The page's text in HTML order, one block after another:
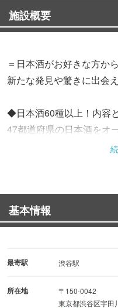
施設概要
＝日本酒がお好きな方か
新たな発見や驚きに出会
◆日本酒60種以上！内容
47都道府県の日本酒をオ
90分…1738円 2H…2178
2.5H…2838円 無制限
◆お得な47都道府県日本
☆気軽に宴会コース〈6品
☆しっかり宴会コース〈9
☆富士喜商店コース〈8品
☆真鯛しゃぶしゃぶコー
基本情報
最寄駅 渋谷駅
所在地
〒150-0042
東京都渋谷区宇田